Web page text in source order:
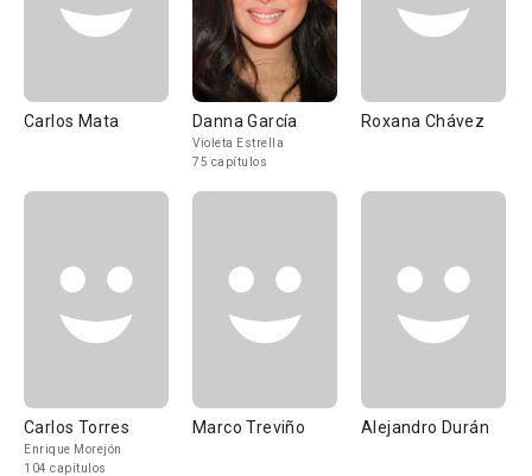
Carlos Mata Danna García
Violeta Estrella
75 capítulos
Roxana Chávez
Carlos Torres
Enrique Morejón
104 capítulos
Marco Treviño Alejandro Durán